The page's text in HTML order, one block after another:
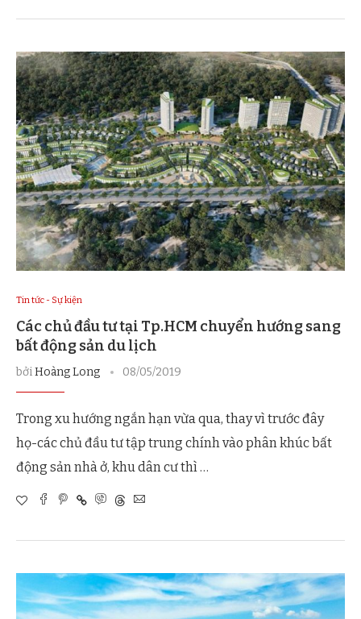
Tin tức - Sự kiện
Các chủ đầu tư tại Tp.HCM chuyển hướng sang
bất động sản du lịch
bởiHoàng Long 08/05/2019
Trong xu hướng ngắn hạn vừa qua, thay vì trước đây
họ-các chủ đầu tư tập trung chính vào phân khúc bất
động sản nhà ở, khu dân cư thì …